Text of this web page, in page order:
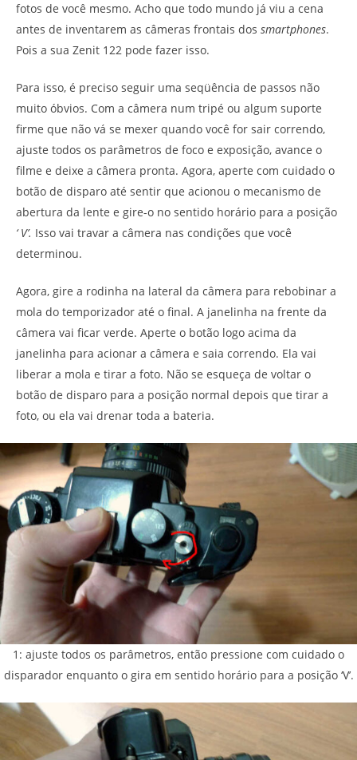
fotos de você mesmo. Acho que todo mundo já viu a cena
antes de inventarem as câmeras frontais dos smartphones.
Pois a sua Zenit 122 pode fazer isso.
Para isso, é preciso seguir uma seqüência de passos não
muito óbvios. Com a câmera num tripé ou algum suporte
firme que não vá se mexer quando você for sair correndo,
ajuste todos os parâmetros de foco e exposição, avance o
filme e deixe a câmera pronta. Agora, aperte com cuidado o
botão de disparo até sentir que acionou o mecanismo de
abertura da lente e gire-o no sentido horário para a posição
‘ V’. Isso vai travar a câmera nas condições que você
determinou.
Agora, gire a rodinha na lateral da câmera para rebobinar a
mola do temporizador até o final. A janelinha na frente da
câmera vai ficar verde. Aperte o botão logo acima da
janelinha para acionar a câmera e saia correndo. Ela vai
liberar a mola e tirar a foto. Não se esqueça de voltar o
botão de disparo para a posição normal depois que tirar a
foto, ou ela vai drenar toda a bateria.
1: ajuste todos os parâmetros, então pressione com cuidado o
disparador enquanto o gira em sentido horário para a posição ‘V’.